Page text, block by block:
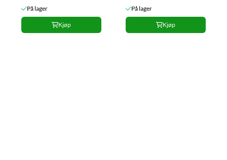
På lager
Kjøp
På lager
Kjøp